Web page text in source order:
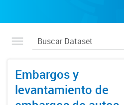
Embargos y
levantamiento de